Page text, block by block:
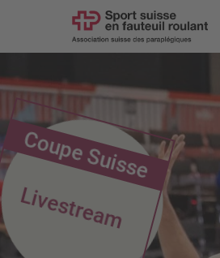
Coupe Suisse
Livestream